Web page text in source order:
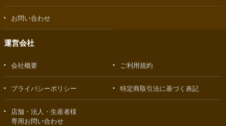
お問い合わせ
運営会社
会社概要 ご利用規約
プライバシーポリシー 特定商取引法に基づく表記
店舗・法人・生産者様
専用お問い合わせ